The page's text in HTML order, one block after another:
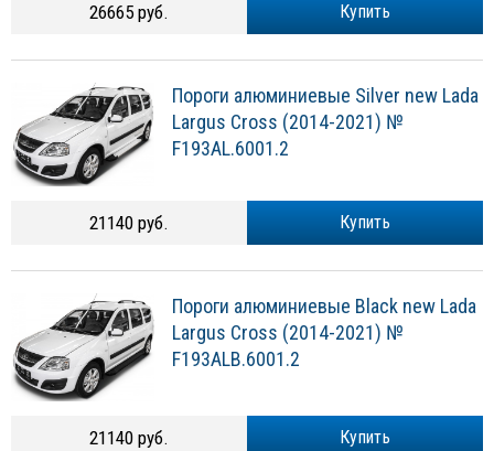
Купить
26665 руб.
Пороги алюминиевые Silver new Lada
Largus Cross (2014-2021) №
F193AL.6001.2
Купить
21140 руб.
Пороги алюминиевые Black new Lada
Largus Cross (2014-2021) №
F193ALB.6001.2
Купить
21140 руб.